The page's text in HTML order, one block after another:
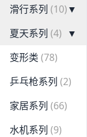
滑行系列 (10)▼
夏天系列 (4) ▼
变形类 (78)
乒乓枪系列 (2)
家居系列 (66)
水机系列 (9)